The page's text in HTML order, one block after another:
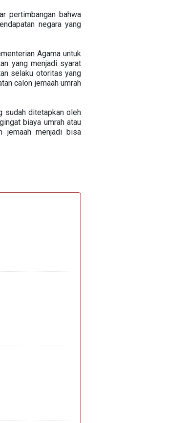
pertimbangan bahwa
negara yang
Agama untuk
yang menjadi syarat
selaku otoritas yang
calon jemaah umrah
sudah ditetapkan oleh
biaya umrah atau
jemaah menjadi bisa